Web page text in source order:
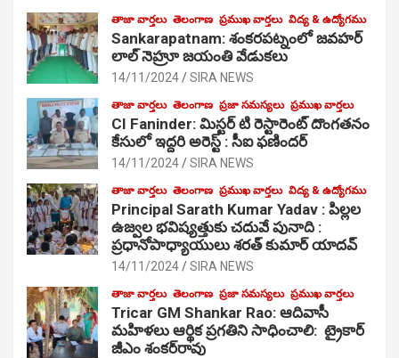
తాజా వార్తలు తెలంగాణ ప్రముఖ వార్తలు విద్య & ఉద్యోగము
Sankarapatnam: శంకరపట్నంలో జవహర్
లాల్ నెహ్రూ జయంతి వేడుకలు
14/11/2024 SIRA NEWS
తాజా వార్తలు తెలంగాణ ప్రజా సమస్యలు ప్రముఖ వార్తలు
CI Faninder: మిస్టర్ టి రెస్టారెంట్ దొంగతనం
కేసులో ఇద్దరి అరెస్ట్ : సీఐ ఫణిందర్
14/11/2024 SIRA NEWS
తాజా వార్తలు తెలంగాణ ప్రముఖ వార్తలు విద్య & ఉద్యోగము
Principal Sarath Kumar Yadav : పిల్లల
ఉజ్వల భవిష్యత్తుకు చదువే పునాది :
ప్రధానోపాధ్యాయులు శరత్ కుమార్ యాదవ్
14/11/2024 SIRA NEWS
తాజా వార్తలు తెలంగాణ ప్రజా సమస్యలు ప్రముఖ వార్తలు
Tricar GM Shankar Rao: ఆదివాసీ
మహిళలు ఆర్థిక ప్రగతిని సాధించాలి: ట్రైకార్
జీఎం శంకర్‌రావు